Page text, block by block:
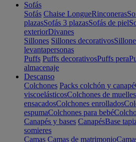
Sofás
Sofás Chaise LongueRinconeras
plazasSofás 3 plazasSofás de piel
exteriorDivanes
Sillones Sillones decorativos
levantapersonas
Puffs Puffs decorativosPuffs pera
almacenaje
Descanso
Colchones Packs colchón y canapé
viscoelásticosColchones de muelles
ensacadosColchones enrollados
espumaColchones para bebé
Canapés y bases CanapésBase
somieres
Camas Camas de matrimonio